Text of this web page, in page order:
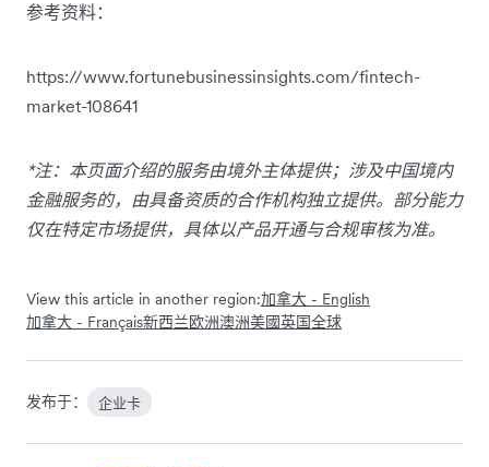
参考资料：
https://www.fortunebusinessinsights.com/fintech-
market-108641
*注：本页面介绍的服务由境外主体提供；涉及中国境内
金融服务的，由具备资质的合作机构独立提供。部分能力
仅在特定市场提供，具体以产品开通与合规审核为准。
View this article in another region:加拿大 - English
加拿大 - Français新西兰欧洲澳洲美國英国全球
发布于： 企业卡